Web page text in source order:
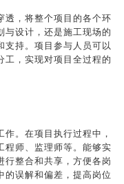
，将整个项目的各个环
与设计，还是施工现场的
支持。项目参与人员可以
工，实现对项目全过程的
。在项目执行过程中，
程师、监理师等。能够实
行整合和共享，方便各岗
的误解和偏差，提高岗位